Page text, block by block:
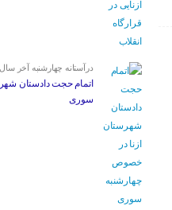
درآستانه چهارشنبه آخر سال
اتمام حجت دادستان
‌سوری